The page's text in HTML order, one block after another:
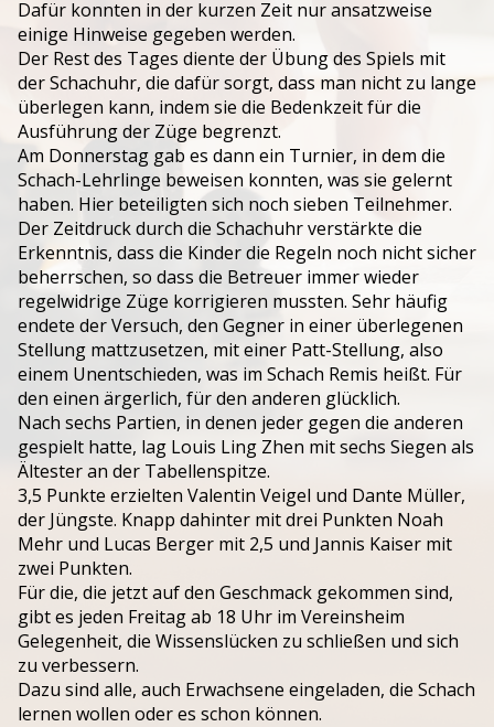
Dafür konnten in der kurzen Zeit nur ansatzweise
einige Hinweise gegeben werden.
Der Rest des Tages diente der Übung des Spiels mit
der Schachuhr, die dafür sorgt, dass man nicht zu lange
überlegen kann, indem sie die Bedenkzeit für die
Ausführung der Züge begrenzt.
Am Donnerstag gab es dann ein Turnier, in dem die
Schach-Lehrlinge beweisen konnten, was sie gelernt
haben. Hier beteiligten sich noch sieben Teilnehmer.
Der Zeitdruck durch die Schachuhr verstärkte die
Erkenntnis, dass die Kinder die Regeln noch nicht sicher
beherrschen, so dass die Betreuer immer wieder
regelwidrige Züge korrigieren mussten. Sehr häufig
endete der Versuch, den Gegner in einer überlegenen
Stellung mattzusetzen, mit einer Patt-Stellung, also
einem Unentschieden, was im Schach Remis heißt. Für
den einen ärgerlich, für den anderen glücklich.
Nach sechs Partien, in denen jeder gegen die anderen
gespielt hatte, lag Louis Ling Zhen mit sechs Siegen als
Ältester an der Tabellenspitze.
3,5 Punkte erzielten Valentin Veigel und Dante Müller,
der Jüngste. Knapp dahinter mit drei Punkten Noah
Mehr und Lucas Berger mit 2,5 und Jannis Kaiser mit
zwei Punkten.
Für die, die jetzt auf den Geschmack gekommen sind,
gibt es jeden Freitag ab 18 Uhr im Vereinsheim
Gelegenheit, die Wissenslücken zu schließen und sich
zu verbessern.
Dazu sind alle, auch Erwachsene eingeladen, die Schach
lernen wollen oder es schon können.